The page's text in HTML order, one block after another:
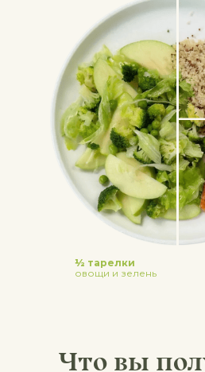
Что вы
½ тарелки
овощи и зелень